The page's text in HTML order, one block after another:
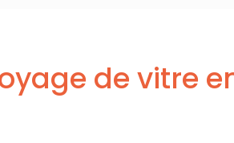
de vitre